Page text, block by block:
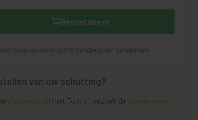
Bestel direct
naar de levertijdVerzendkosten berekenen
van uw schutting?
(video) call met Tom of bezoek de showroom